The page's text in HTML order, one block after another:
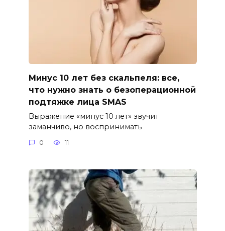
Минус 10 лет без скальпеля: все,
что нужно знать о безоперационной
подтяжке лица SMAS
Выражение «минус 10 лет» звучит
заманчиво, но воспринимать
0 11